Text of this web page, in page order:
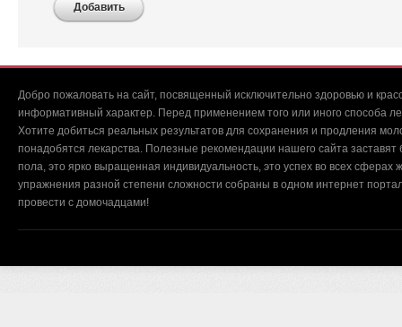
Добавить
Добро пожаловать на сайт, посвященный исключительно здоровью и
информативный характер. Перед применением того или иного способа
Хотите добиться реальных результатов для сохранения и продления
понадобятся лекарства. Полезные рекомендации нашего сайта
пола, это ярко выращенная индивидуальность, это успех во всех
упражнения разной степени сложности собраны в одном интернет
провести с домочадцами!